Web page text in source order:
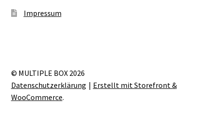
Impressum
© MULTIPLE BOX 2026
Datenschutzerklärung
Erstellt mit Storefront &
WooCommerce.